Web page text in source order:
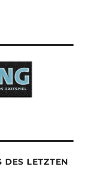
DES LETZTEN